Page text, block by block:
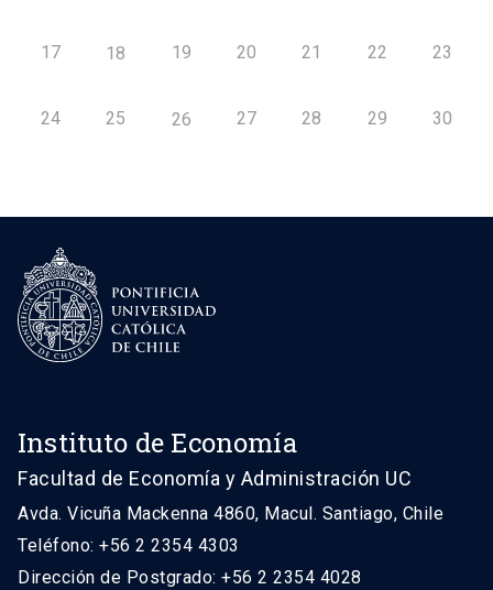
17 18 19 20 21 22 23
24 25 26 27 28 29 30
Instituto de Economía
Facultad de Economía y Administración UC
Avda. Vicuña Mackenna 4860, Macul. Santiago, Chile
Teléfono: +56 2 2354 4303
Dirección de Postgrado: +56 2 2354 4028